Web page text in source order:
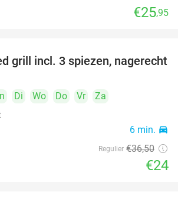
food
food
€25,95
34%
grill incl. 3 spiezen, nagerecht
Di Wo Do Vr
Za
6 min. directions_car
Regulier €36,50
€24